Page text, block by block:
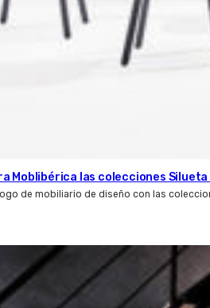
Moblibérica las colecciones Silueta
de mobiliario de diseño con las